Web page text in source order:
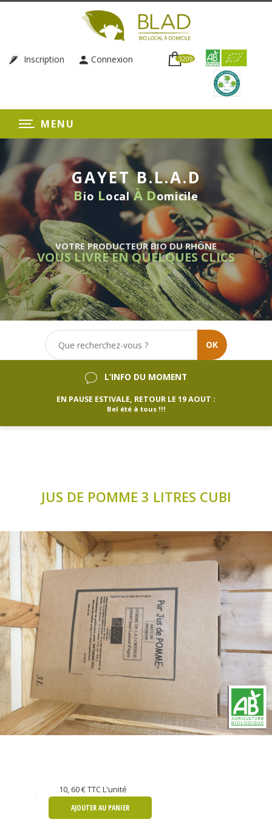
Inscription Connexion 3209
MENU
GAYET B.L.A.D
Bio LocalÀ Domicile
VOTRE PRODUCTEUR BIO DU RHÔNE
VOUS LIVRE EN QUELQUES CLICS
OK
L’INFO DU MOMENT
EN PAUSE ESTIVALE, RETOUR LE 19 AOUT :
Bel été à tous !!!
JUS DE POMME 3 LITRES CUBI
10, 60 €TTC L'unité
AJOUTER AU PANIER